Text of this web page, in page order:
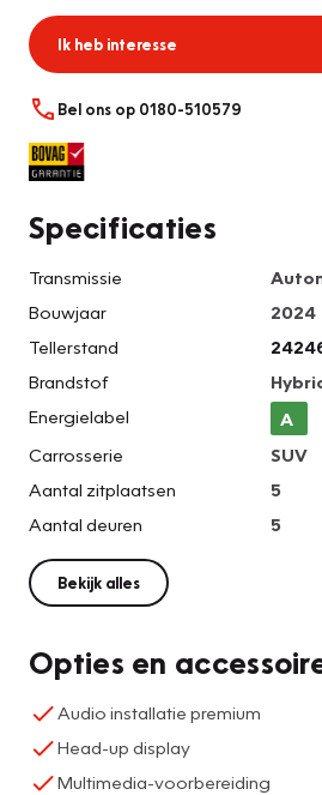
Ik heb interesse
Bel ons op 0180-510579
Specificaties
Transmissie
Bouwjaar
2024
Tellerstand
Brandstof
Energielabel
A
Carrosserie
SUV
Aantal zitplaatsen
5
Aantal deuren
5
Bekijk alles
Opties en
Audio installatie premium
Head-up display
Multimedia-voorbereiding